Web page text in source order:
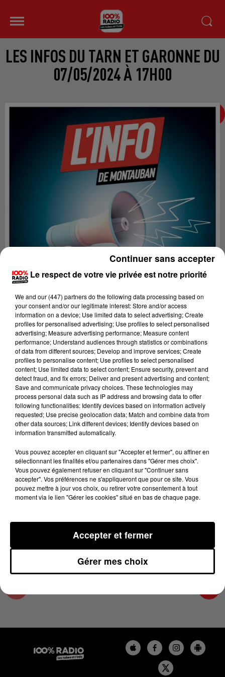
LES INFOS DU TARN ET GARONNE DU
07/05/2024 À 17H00
Lecture (4 min 43 sec)
100%
100% Radio les infos du Tarn et Garonne
7 mai 2024 - 4 min 43 sec
LES INFOS DU TARN ET GARONNE DU
07/05/2024 À 17H00
Podcasts infos du Tarn et Garonne
Le respect de votre vie privée est notre priorité
We and our (447) partnersdo the following data processing based on
your consent and/or our legitimate interest: Store and/or access
information on a device; Use limited data to select advertising; Create
profiles for personalised advertising; Use profiles to select personalised
advertising; Measure advertising performance; Measure content
performance; Understand audiences through statistics or combinations
of data from different sources; Develop and improve services; Create
profiles to personalise content; Use profiles to select personalised
content; Use limited data to select content; Ensure security, prevent and
detect fraud, and fix errors; Deliver and present advertising and content;
Save and communicate privacy choices. These technologies may
process personal data such as IP address and browsing data to offer
following functionalities: Identify devices based on information actively
requested; Use precise geolocation data; Match and combine data from
other data sources; Link different devices; Identify devices based on
information transmitted automatically.
Vous pouvez accepter en cliquant sur "Accepter et fermer", ou affiner en
sélectionnant les finalités et/ou partenaires dans "Gérer mes choix".
Vous pouvez également refuser en cliquant sur "Continuer sans
accepter". Vos préférences ne s'appliqueront que pour ce site. Vous
pouvez mettre à jour vos choix, ou retirer votre consentement à tout
moment via le lien "Gérer les cookies" situé en bas de chaque page.
Gérer mes choix
Accepter et fermer
Continuer sans accepter